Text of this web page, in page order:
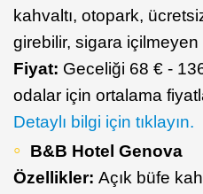
kahvaltı, otopark,
girebilir, sigara
Fiyat: Geceliği 68 € -
odalar için ortalama
Detaylı bilgi için tıklayın.
B&B Hotel Genova
Özellikler: Açık büfe